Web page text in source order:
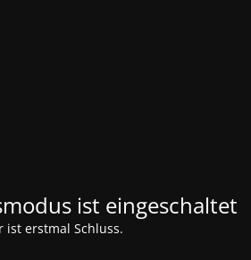
ist eingeschaltet
ist erstmal Schluss.